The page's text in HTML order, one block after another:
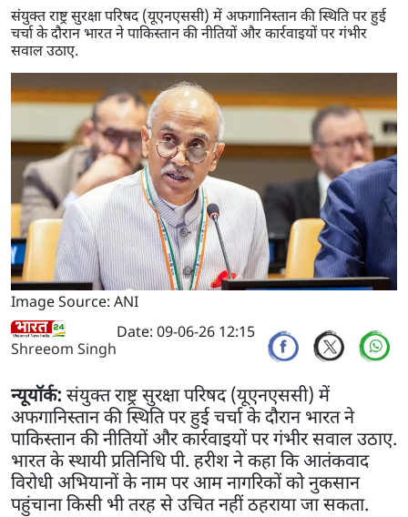
संयुक्त राष्ट्र सुरक्षा परिषद (यूएनएससी) में अफगानिस्तान की स्थिति पर हुई
चर्चा के दौरान भारत ने पाकिस्तान की नीतियों और कार्रवाइयों पर गंभीर
सवाल उठाए.
Image Source: ANI
Shreeom Singh
Date: 09-06-26 12:15
न्यूयॉर्क: संयुक्त राष्ट्र सुरक्षा परिषद (यूएनएससी) में
अफगानिस्तान की स्थिति पर हुई चर्चा के दौरान भारत ने
पाकिस्तान की नीतियों और कार्रवाइयों पर गंभीर सवाल उठाए.
भारत के स्थायी प्रतिनिधि पी. हरीश ने कहा कि आतंकवाद
विरोधी अभियानों के नाम पर आम नागरिकों को नुकसान
पहुंचाना किसी भी तरह से उचित नहीं ठहराया जा सकता.